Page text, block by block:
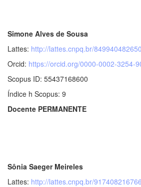
Simone Alves de Sousa
Lattes: http://lattes.cnpq.br/
Orcid: https://orcid.org/0000-0002-3254-
Scopus ID: 55437168600
Índice h Scopus: 9
Docente PERMANENTE
Sônia Saeger Meireles
Lattes: http://lattes.cnpq.br/